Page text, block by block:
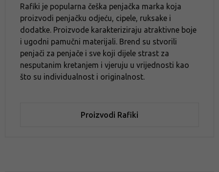
Rafiki je popularna češka penjačka marka koja
proizvodi penjačku odjeću, cipele, ruksake i
dodatke. Proizvode karakteriziraju atraktivne boje
i ugodni pamučni materijali. Brend su stvorili
penjači za penjače i sve koji dijele strast za
nesputanim kretanjem i vjeruju u vrijednosti kao
što su individualnost i originalnost.
Proizvodi Rafiki